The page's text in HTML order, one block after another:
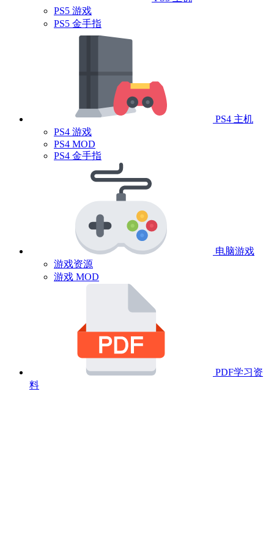
PS5 游戏
PS5 金手指
PS4 主机
PS4 游戏
PS4 MOD
PS4 金手指
电脑游戏
游戏资源
游戏 MOD
PDF学习资
料